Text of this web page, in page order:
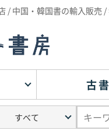
/ 中国・韓国書の輸入販売
古書